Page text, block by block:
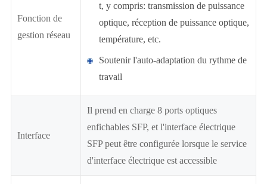
Fonction de
gestion réseau
t, y compris: transmission de puissance
optique, réception de puissance optique,
température, etc.
Soutenir l'auto-adaptation du rythme de
travail
Interface
Il prend en charge 8 ports optiques
enfichables SFP, et l'interface électrique
SFP peut être configurée lorsque le service
d'interface électrique est accessible